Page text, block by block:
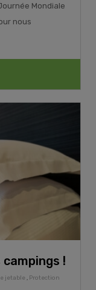
Mondiale
nous
!
jetable , Protection